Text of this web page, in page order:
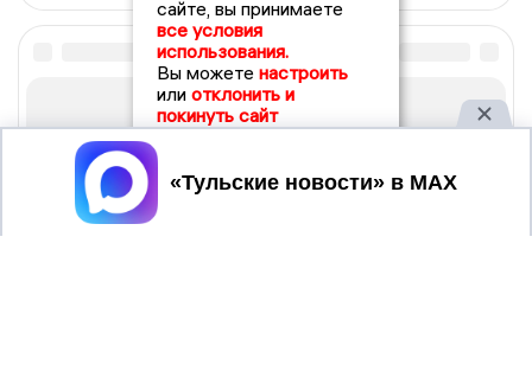
сайте, вы принимаете
все условия
использования.
Вы можете настроить
или отклонить и
покинуть сайт
Принять